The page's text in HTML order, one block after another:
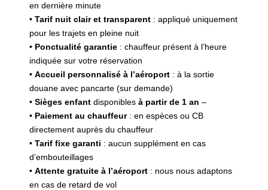
en dernière minute
• Tarif nuit clair et transparent : appliqué uniquement
pour les trajets en pleine nuit
• Ponctualité garantie : chauffeur présent à l’heure
indiquée sur votre réservation
• Accueil personnalisé à l’aéroport : à la sortie
douane avec pancarte (sur demande)
• Sièges enfant disponibles à partir de 1 an –
• Paiement au chauffeur: en espèces ou CB
directement auprès du chauffeur
• Tarif fixe garanti : aucun supplément en cas
d’embouteillages
• Attente gratuite à l’aéroport : nous nous adaptons
en cas de retard de vol